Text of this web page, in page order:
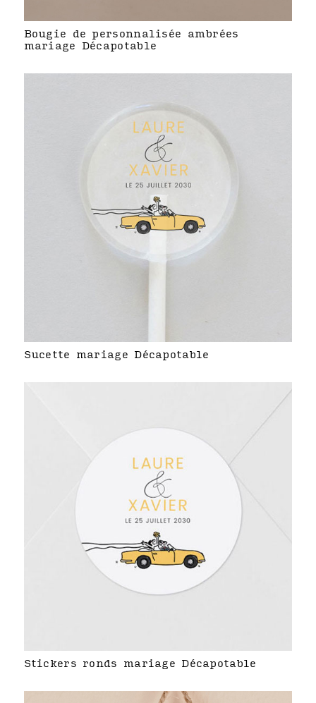
Bougie de personnalisée ambrées
mariage Décapotable
Sucette mariage Décapotable
Stickers ronds mariage Décapotable